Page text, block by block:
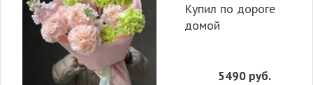
Купил по дороге
домой
5490 руб.